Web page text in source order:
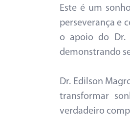
Este é um
perseverança e
o apoio do Dr.
demonstrando
Dr. Edilson
transformar
verdadeiro